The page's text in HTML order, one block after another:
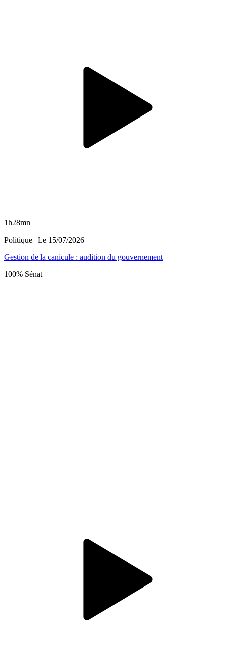
1h28mn
Politique | Le 15/07/2026
Gestion de la canicule : audition du gouvernement
100% Sénat